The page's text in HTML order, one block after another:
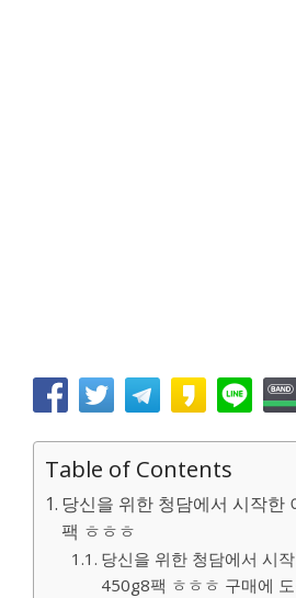
Table of Contents
당신을 위한 청담에서 시작한
팩 ㅎㅎㅎ
당신을 위한 청담에서 시
450g8팩 ㅎㅎㅎ 구매에